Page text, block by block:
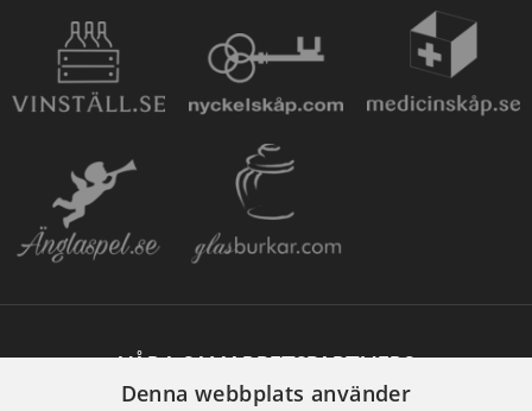
VÅRA SAMARBETSPARTNERS
Denna webbplats använder